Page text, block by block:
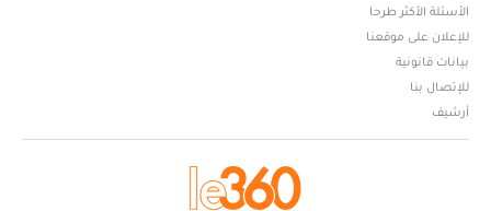
الأسئلة الأكثر طرحا
للإعلان على موقعنا
بيانات قانونية
للإتصال بنا
أرشيف